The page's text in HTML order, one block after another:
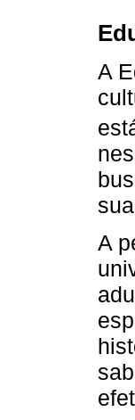
A
A